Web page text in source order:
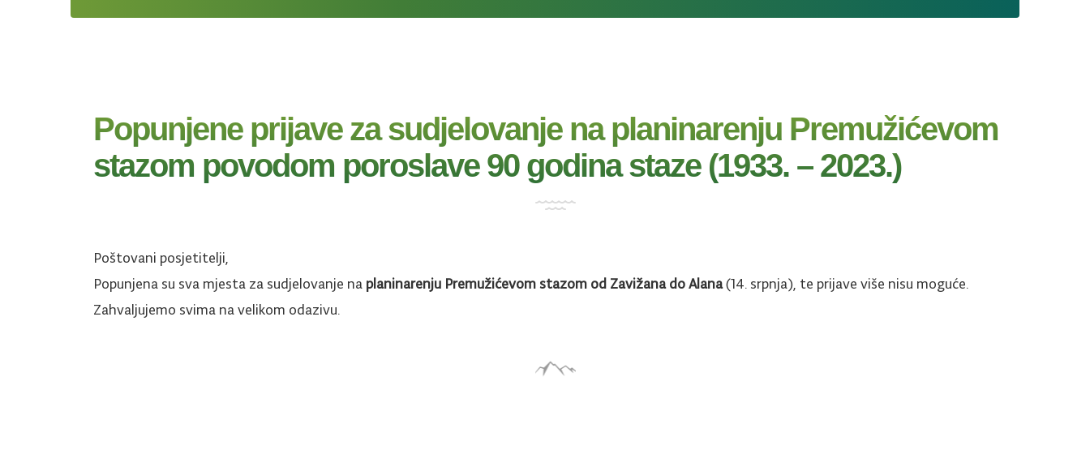
Popunjene prijave za sudjelovanje na planinarenju Premužićevom
stazom povodom poroslave 90 godina staze (1933. – 2023.)
Poštovani posjetitelji,
Popunjena su sva mjesta za sudjelovanje na planinarenju Premužićevom stazom od Zavižana do Alana(14. srpnja), te prijave više nisu moguće.
Zahvaljujemo svima na velikom odazivu.